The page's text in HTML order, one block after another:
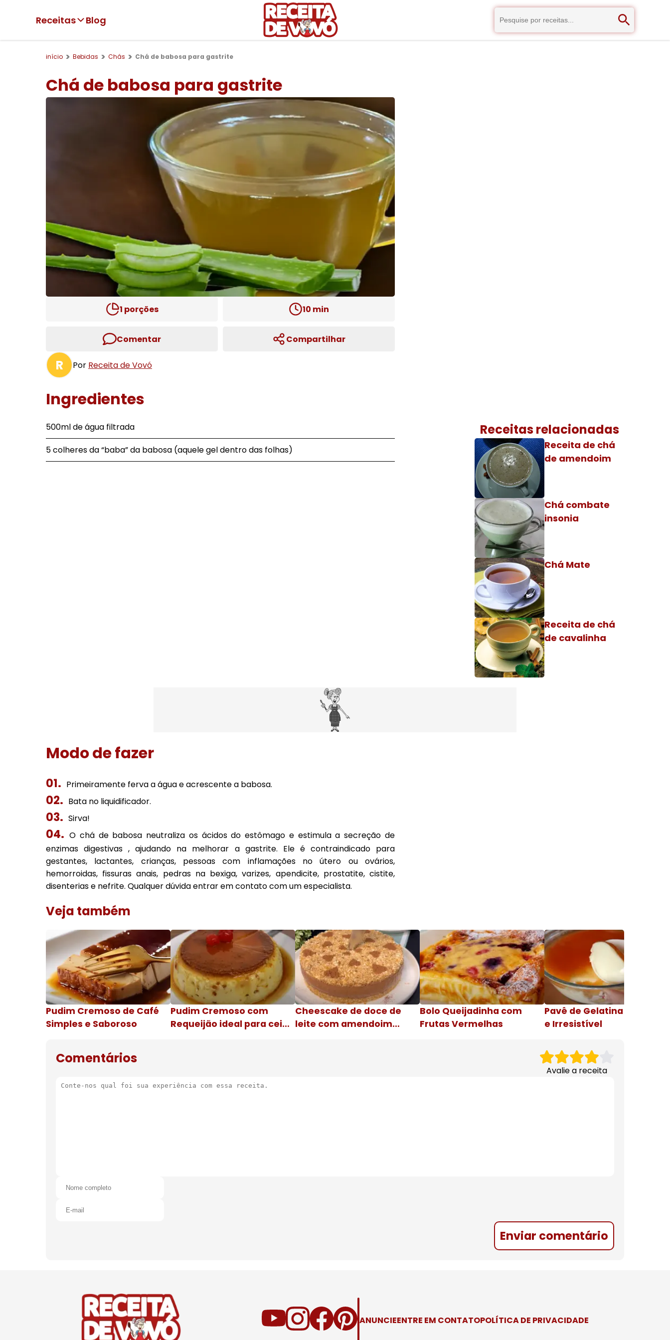
Receitas Blog
início Bebidas Chás Chá de babosa para gastrite
Chá de babosa para gastrite
1 porções 10 min
Comentar Compartilhar
R Por Receita de Vovó
Ingredientes
500ml de água filtrada
5 colheres da “baba” da babosa (aquele gel dentro das folhas)
Receitas relacionadas
Receita de chá
de amendoim
Chá combate
insonia
Chá Mate
Receita de chá
de cavalinha
Modo de fazer
Primeiramente ferva a água e acrescente a babosa.
Bata no liquidificador.
Sirva!
O chá de babosa neutraliza os ácidos do estômago e estimula a secreção de
enzimas digestivas , ajudando na melhorar a gastrite. Ele é contraindicado para
gestantes, lactantes, crianças, pessoas com inflamações no útero ou ovários,
hemorroidas, fissuras anais, pedras na bexiga, varizes, apendicite, prostatite, cistite,
disenterias e nefrite. Qualquer dúvida entrar em contato com um especialista.
Veja também
Pudim Cremoso de Café
Simples e Saboroso
Pudim Cremoso com
Requeijão ideal para ceia
Cheescake de doce de
leite com amendoim
Bolo Queijadinha com
Frutas Vermelhas
Pavê de Gelatina Cremosa
e Irresistível
Comentários
Avalie a receita
Enviar comentário
ANUNCIEENTRE EM CONTATOPOLÍTICA DE PRIVACIDADE